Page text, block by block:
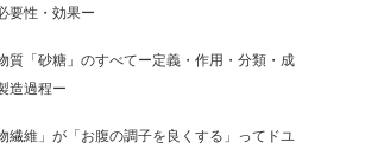
要性・効果ー
質「砂糖」のすべてー定義・作用・分類・成
造過程ー
物繊維」が「お腹の調子を良くする」ってドユ